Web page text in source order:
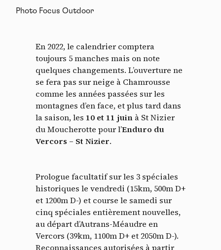
Photo Focus Outdoor
En 2022, le calendrier comptera
toujours 5 manches mais on note
quelques changements. L’ouverture ne
se fera pas sur neige à Chamrousse
comme les années passées sur les
montagnes d’en face, et plus tard dans
la saison, les 10 et 11 juin à St Nizier
du Moucherotte pour l’Enduro du
Vercors – St Nizier.
Prologue facultatif sur les 3 spéciales
historiques le vendredi (15km, 500m D+
et 1200m D-) et course le samedi sur
cinq spéciales entièrement nouvelles,
au départ d’Autrans-Méaudre en
Vercors (39km, 1100m D+ et 2050m D-).
Reconnaissances autorisées à partir